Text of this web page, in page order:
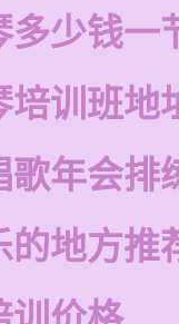
多少钱一
培训班地
歌年会排
的地方推